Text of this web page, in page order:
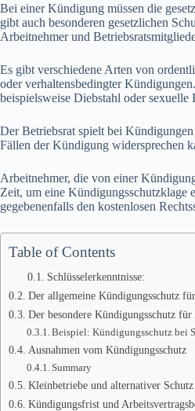
Bei einer Kündigung müssen die
gibt auch besonderen gesetzlichen
Arbeitnehmer und
Es gibt verschiedene Arten von
oder verhaltensbedingter
beispielsweise Diebstahl oder sexuelle
Der Betriebsrat spielt bei
Fällen der Kündigung widersprechen
Arbeitnehmer, die von einer
Zeit, um eine Kündigungsschutzklage
gegebenenfalls den kostenlosen
Table of Contents
Schlüsselerkenntnisse:
Der allgemeine Kündigungsschutz
Der besondere Kündigungsschutz
Beispiel: Kündigungsschutz bei
Ausnahmen vom Kündigungsschutz
Summary
Kleinbetriebe und alternativer Schutz
Kündigungsfrist und